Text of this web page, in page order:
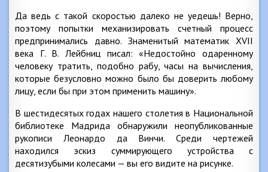
Да ведь с такой скоростью далеко не уедешь! Верно,
поэтому попытки механизировать счетный процесс
предпринимались давно. Знаменитый математик XVII
века Г. В. Лейбниц писал: «Недостойно одаренному
человеку тратить, подобно рабу, часы на вычисления,
которые безусловно можно было бы доверить любому
лицу, если бы при этом применить машину».
В шестидесятых годах нашего столетия в Национальной
библиотеке Мадрида обнаружили неопубликованные
рукописи Леонардо да Винчи. Среди чертежей
находился эскиз суммирующего устройства с
десятизубыми колесами — вы его видите на рисунке.